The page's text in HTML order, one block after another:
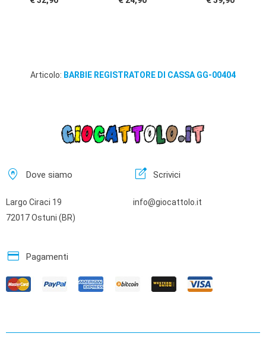
Articolo: BARBIE REGISTRATORE DI CASSA GG-00404
home_pin Dove siamo
Largo Ciraci 19
72017 Ostuni (BR)
edit_square Scrivici
info@giocattolo.it
credit_card Pagamenti